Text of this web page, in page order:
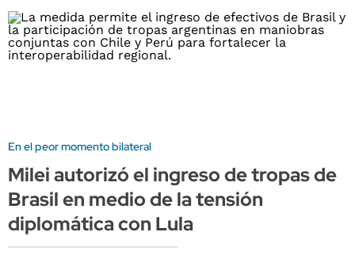
En el peor momento bilateral
Milei autorizó el ingreso de tropas de
Brasil en medio de la tensión
diplomática con Lula